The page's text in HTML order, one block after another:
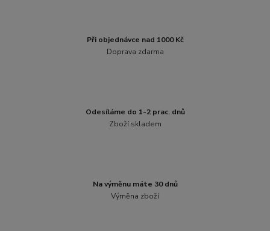
Při objednávce nad 1000 Kč
Doprava zdarma
Odesíláme do 1-2 prac. dnů
Zboží skladem
Na výměnu máte 30 dnů
Výměna zboží